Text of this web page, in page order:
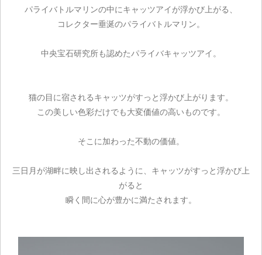
パライバトルマリンの中にキャッツアイが浮かび上がる、
コレクター垂涎のパライバトルマリン。
中央宝石研究所も認めたパライバキャッツアイ。
猫の目に宿されるキャッツがすっと浮かび上がります。
この美しい色彩だけでも大変価値の高いものです。
そこに加わった不動の価値。
三日月が湖畔に映し出されるように、キャッツがすっと浮かび上
がると
瞬く間に心が豊かに満たされます。